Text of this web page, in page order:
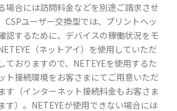
場合には訪問料金などを別途ご請求させ
CSPユーザー交換型では、プリントヘッ
認するために、デバイスの稼働状況をモ
（ネットアイ）を使用していただ
ておりますので、NETEYEを使用するた
ト接続環境をお客さまにてご用意いただ
す（インターネット接続料金もお客さま
す）。NETEYEが使用できない場合には